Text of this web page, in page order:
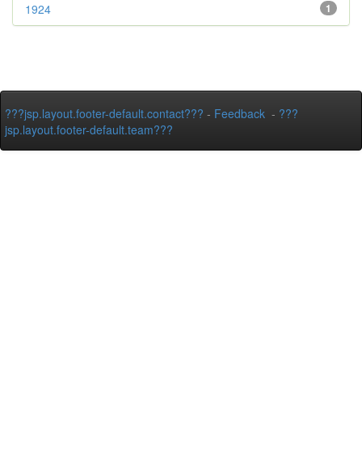
1
1924
???jsp.layout.footer-default.contact??? - Feedback - ???
jsp.layout.footer-default.team???